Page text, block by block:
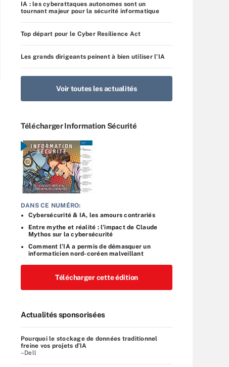
IA : les cyberattaques autonomes sont un
tournant majeur pour la sécurité informatique
Top départ pour le Cyber Resilience Act
Les grands dirigeants peinent à bien utiliser l’IA
Voir toutes les actualités
Télécharger Information Sécurité
DANS CE NUMÉRO:
Cybersécurité & IA, les amours contrariés
Entre mythe et réalité : l’impact de Claude
Mythos sur la cybersécurité
Comment l’IA a permis de démasquer un
informaticien nord-coréen malveillant
Télécharger cette édition
Actualités sponsorisées
Pourquoi le stockage de données traditionnel
freine vos projets d’IA
–Dell